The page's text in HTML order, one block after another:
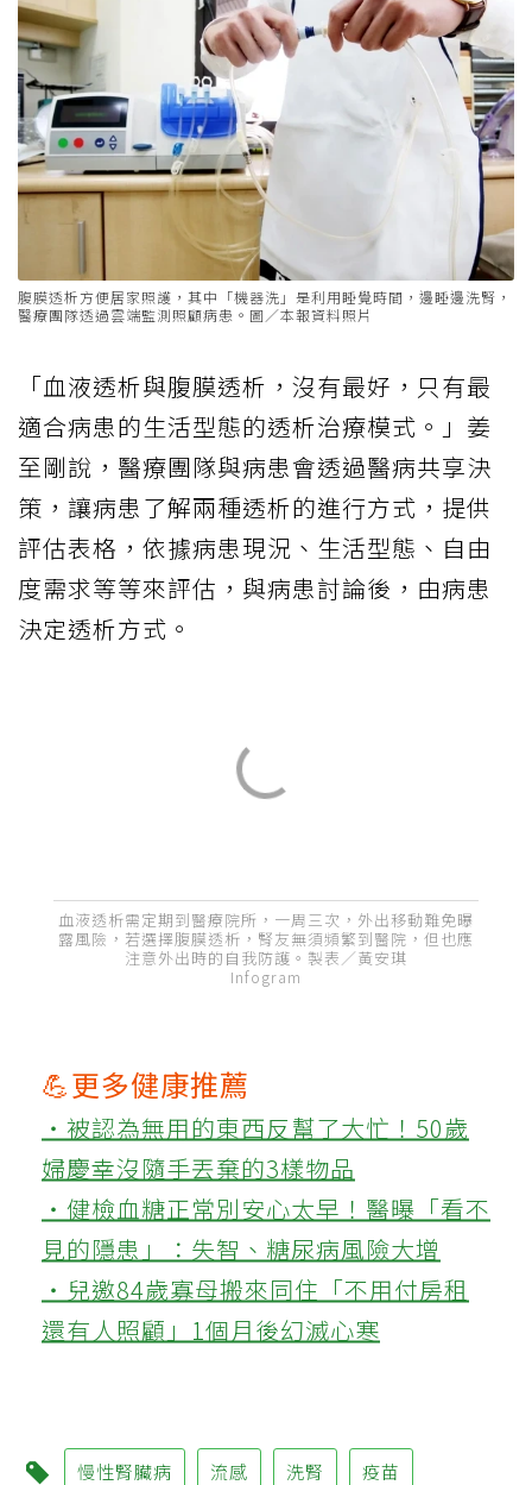
腹膜透析方便居家照護，其中「機器洗」是利用睡覺時間，邊睡邊洗腎，
醫療團隊透過雲端監測照顧病患。圖／本報資料照片
「血液透析與腹膜透析，沒有最好，只有最
適合病患的生活型態的透析治療模式。」姜
至剛說，醫療團隊與病患會透過醫病共享決
策，讓病患了解兩種透析的進行方式，提供
評估表格，依據病患現況、生活型態、自由
度需求等等來評估，與病患討論後，由病患
決定透析方式。
血液透析需定期到醫療院所，一周三次，外出移動難免曝
露風險，若選擇腹膜透析，腎友無須頻繁到醫院，但也應
注意外出時的自我防護。製表／黃安琪
Infogram
💪更多健康推薦
‧被認為無用的東西反幫了大忙！50歲
婦慶幸沒隨手丟棄的3樣物品
‧健檢血糖正常別安心太早！醫曝「看不
見的隱患」：失智、糖尿病風險大增
‧兒邀84歲寡母搬來同住「不用付房租
還有人照顧」1個月後幻滅心寒
慢性腎臟病 流感 洗腎 疫苗